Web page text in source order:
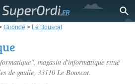
Gironde > Le Bouscat
magasin d'informatique situé
de gaulle, 33110 Le Bouscat.